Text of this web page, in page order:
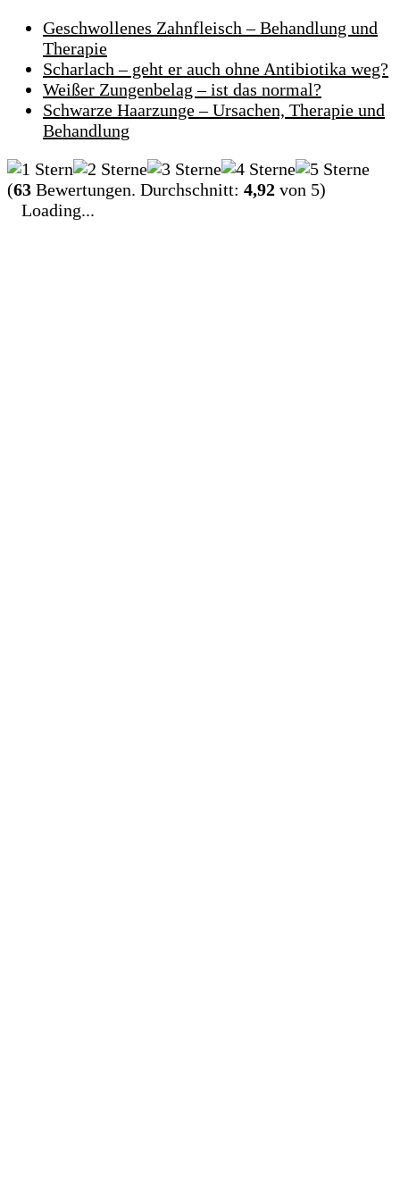
Geschwollenes Zahnfleisch – Behandlung und
Therapie
Scharlach – geht er auch ohne Antibiotika weg?
Weißer Zungenbelag – ist das normal?
Schwarze Haarzunge – Ursachen, Therapie und
Behandlung
(63 Bewertungen. Durchschnitt: 4,92 von 5)
Loading...